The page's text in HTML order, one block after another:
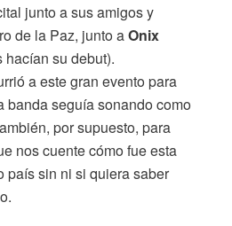
junto a sus amigos y
de la Paz, junto aOnix
hacían su debut).
a este gran evento para
banda seguía sonando como
por supuesto, para
nos cuente cómo fue esta
país sin ni si quiera saber